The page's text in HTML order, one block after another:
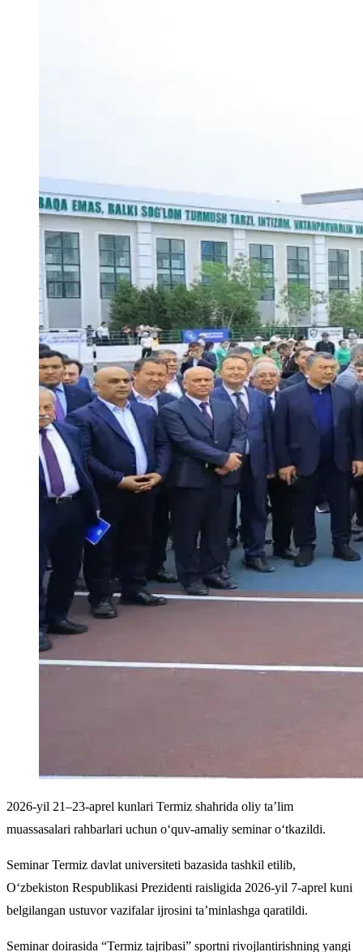
2026-yil 21–23-aprel kunlari Termiz shahrida oliy ta’lim
muassasalari rahbarlari uchun o‘quv-amaliy seminar o‘tkazildi.
Seminar Termiz davlat universiteti bazasida tashkil etilib,
O‘zbekiston Respublikasi Prezidenti raisligida 2026-yil 7-aprel kuni
belgilangan ustuvor vazifalar ijrosini ta’minlashga qaratildi.
Seminar doirasida “Termiz tajribasi” sportni rivojlantirishning yangi